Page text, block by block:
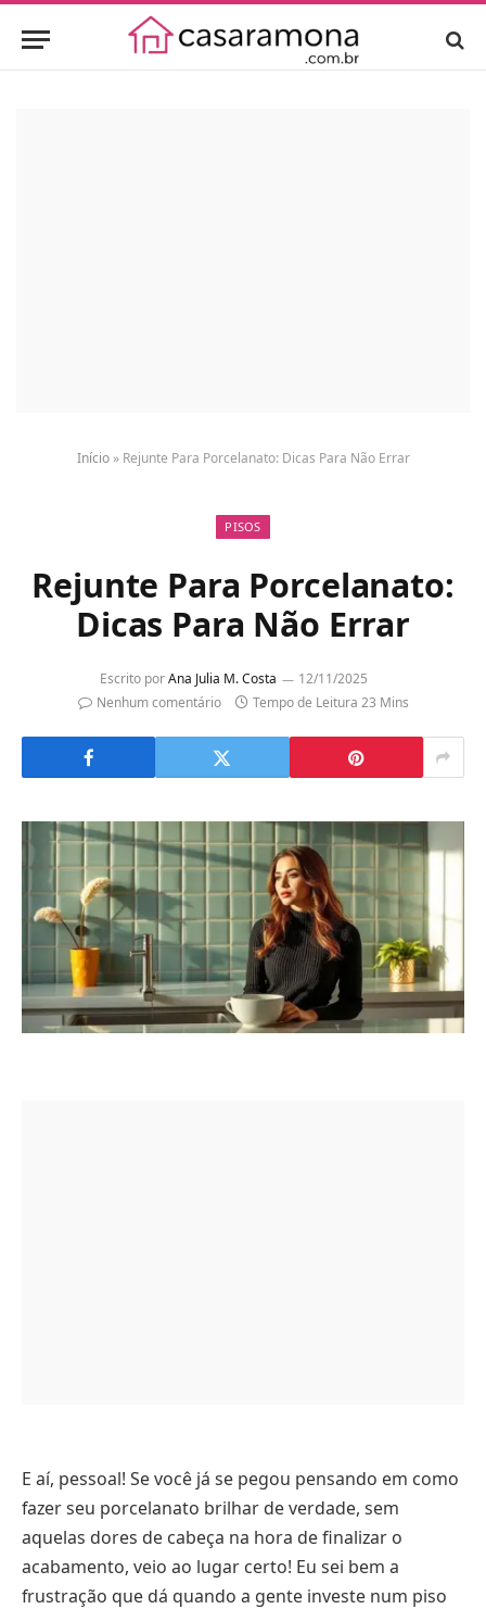
Início» Rejunte Para Porcelanato: Dicas Para Não Errar
PISOS
Rejunte Para Porcelanato:
Dicas Para Não Errar
Escrito por Ana Julia M. Costa
12/11/2025
Nenhum comentário
Tempo de Leitura 23 Mins
E aí, pessoal! Se você já se pegou pensando em como
fazer seu porcelanato brilhar de verdade, sem
aquelas dores de cabeça na hora de finalizar o
acabamento, veio ao lugar certo! Eu sei bem a
frustração que dá quando a gente investe num piso